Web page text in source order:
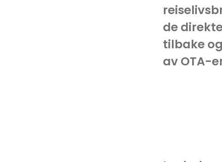
de
tilbake
av OTA-